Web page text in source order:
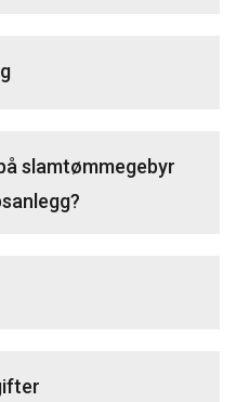
slamtømmegebyr